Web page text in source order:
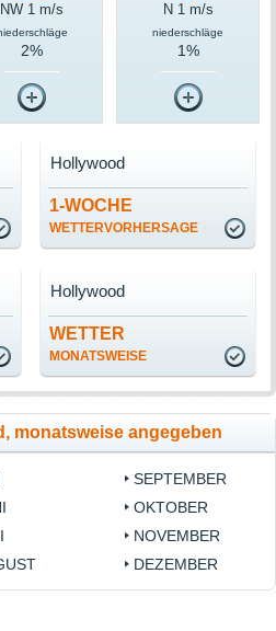
NW 1 m/s
2%
N 1 m/s
niederschläge
1%
1-WOCHE
WETTERVORHERSAGE
Hollywood
WETTER
MONATSWEISE
Hollywood
monatsweise angegeben
SEPTEMBER
OKTOBER
NOVEMBER
DEZEMBER